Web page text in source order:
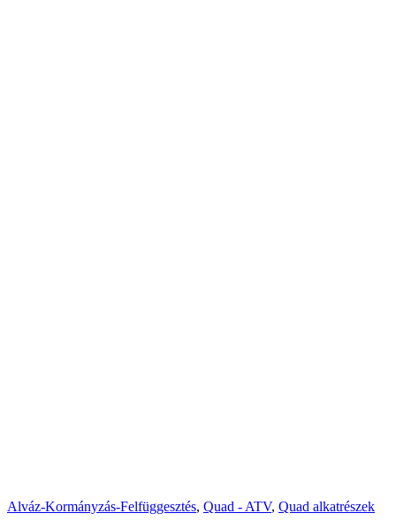
Alváz-Kormányzás-Felfüggesztés, Quad - ATV, Quad alkatrészek